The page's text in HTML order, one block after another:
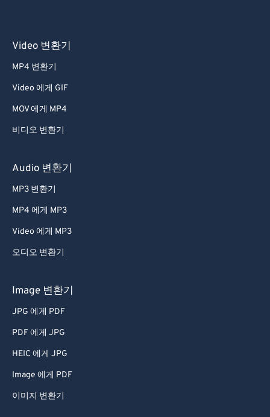
Video 변환기
MP4 변환기
Video 에게 GIF
MOV 에게 MP4
비디오 변환기
Audio 변환기
MP3 변환기
MP4 에게 MP3
Video 에게 MP3
오디오 변환기
Image 변환기
JPG 에게 PDF
PDF 에게 JPG
HEIC 에게 JPG
Image 에게 PDF
이미지 변환기